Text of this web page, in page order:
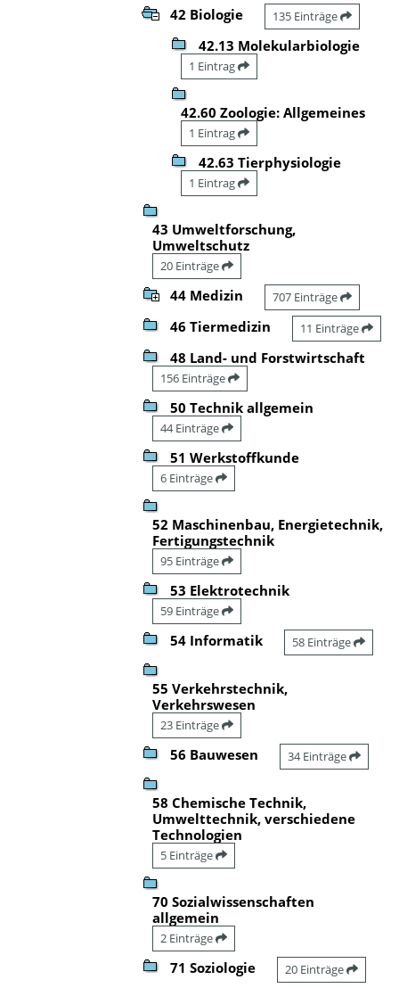
42 Biologie 135 Einträge
42.13 Molekularbiologie
1 Eintrag
42.60 Zoologie: Allgemeines
1 Eintrag
42.63 Tierphysiologie
1 Eintrag
43 Umweltforschung,
Umweltschutz
20 Einträge
44 Medizin 707 Einträge
46 Tiermedizin 11 Einträge
48 Land- und Forstwirtschaft
156 Einträge
50 Technik allgemein
44 Einträge
51 Werkstoffkunde
6 Einträge
52 Maschinenbau, Energietechnik,
Fertigungstechnik
95 Einträge
53 Elektrotechnik
59 Einträge
54 Informatik 58 Einträge
55 Verkehrstechnik,
Verkehrswesen
23 Einträge
56 Bauwesen 34 Einträge
58 Chemische Technik,
Umwelttechnik, verschiedene
Technologien
5 Einträge
70 Sozialwissenschaften
allgemein
2 Einträge
71 Soziologie 20 Einträge